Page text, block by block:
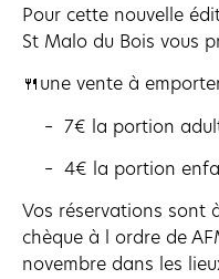
Pour cette nouvelle
St Malo du Bois vous
🍴une vente à
– 7€ la portion
– 4€ la portion
Vos réservations sont
chèque à l ordre de
novembre dans les